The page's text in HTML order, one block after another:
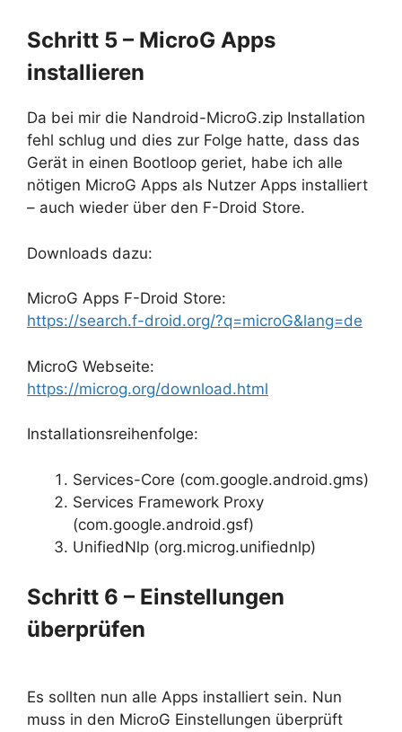
Schritt 5 – MicroG Apps
installieren
Da bei mir die Nandroid-MicroG.zip Installation
fehl schlug und dies zur Folge hatte, dass das
Gerät in einen Bootloop geriet, habe ich alle
nötigen MicroG Apps als Nutzer Apps installiert
– auch wieder über den F-Droid Store.
Downloads dazu:
MicroG Apps F-Droid Store:
https://search.f-droid.org/?q=microG&lang=de
MicroG Webseite:
https://microg.org/download.html
Installationsreihenfolge:
Services-Core (com.google.android.gms)
Services Framework Proxy
(com.google.android.gsf)
UnifiedNlp (org.microg.unifiednlp)
Schritt 6 – Einstellungen
überprüfen
Es sollten nun alle Apps installiert sein. Nun
muss in den MicroG Einstellungen überprüft